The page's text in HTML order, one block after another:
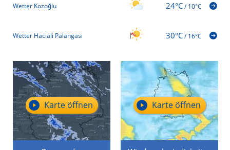
Wetter Kozoğlu 24°C/10°C
Wetter Hacıali Palangası 30°C/16°C
Karte öffnen Karte öffnen